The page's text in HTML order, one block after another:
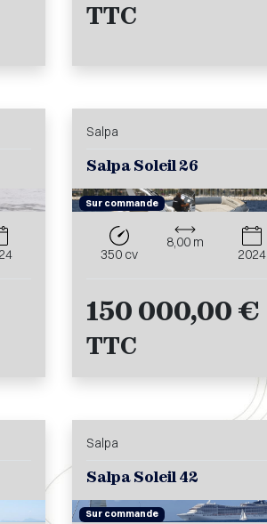
TTC
Salpa
Salpa Soleil 26
Sur commande
350 cv
8,00 m
2024
150 000,00 €
TTC
Salpa
Salpa Soleil 42
Sur commande